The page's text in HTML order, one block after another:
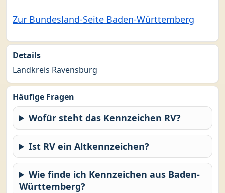
Zur Bundesland-Seite Baden-Württemberg
Details
Landkreis Ravensburg
Häufige Fragen
Wofür steht das Kennzeichen RV?
Ist RV ein Altkennzeichen?
Wie finde ich Kennzeichen aus Baden-
Württemberg?